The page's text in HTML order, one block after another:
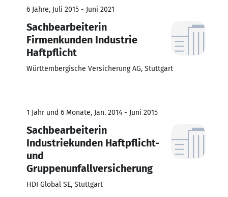
6 Jahre, Juli 2015 - Juni 2021
Sachbearbeiterin
Firmenkunden Industrie
Haftpflicht
Württembergische Versicherung AG, Stuttgart
1 Jahr und 6 Monate, Jan. 2014 - Juni 2015
Sachbearbeiterin
Industriekunden Haftpflicht-
und
Gruppenunfallversicherung
HDI Global SE, Stuttgart